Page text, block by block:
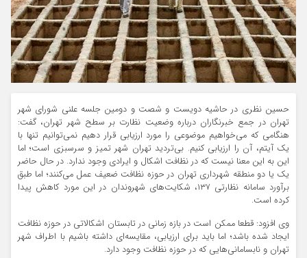
حسین نظری در حاشیه دویست و شصت و دومین جلسه علنی شورای شهر
تهران در جمع خبرنگاران درباره وضعیت نظارت بر سطح شهر تهران، گفت:
هنگامی که می‌خواهیم موضوعی را مورد ارزیابی قرار دهیم نمی‌توانیم تنها با
یک آیتم، آن را ارزیابی کنیم. بی‌تردید تهران شهر تمیز و سرسبزی است؛ اما
این به این معنا نیست که در نظافت اشکال و ایرادی وجود ندارد. در حال حاضر
یک یا دو منطقه شهرداری تهران در حوزه نظافت ضعیف عمل می‌کنند؛ اما طبق
برآورد سامانه نظارتی ۱۳۷، شکایت‌های شهروندان در این مورد کاهش پیدا
کرده است.
وی افزود: قطعا ممکن است در بازه زمانی در تابستان اشکالاتی در حوزه نظافت
ایجاد شده باشد؛ اما باید برای ارزیابی، مقایسه‌ای داشته باشیم با اطراف شهر
تهران و نابسامانی‌هایی که در حوزه نظافت وجود دارد.